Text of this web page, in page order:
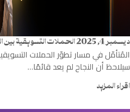
ديسمبر 4, 2025 الحملات التسويقية بين
المُتأمّل في مسار تطوّر الحملات
سيلاحظ أن النجاح لم يعد قائمًا…
اقراء المزيد